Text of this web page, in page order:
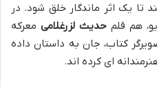
یک اثر ماندگار خلق شود. در
هم قلمحدیث لزرغلامی معرکه
کتاب، جان به داستان داده
ای کرده اند.